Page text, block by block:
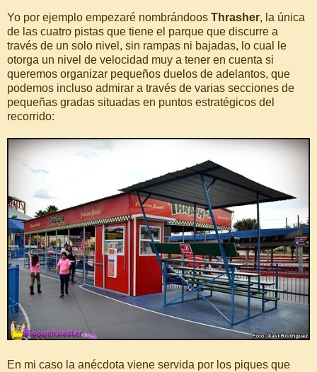
Yo por ejemplo empezaré nombrándoos Thrasher, la única
de las cuatro pistas que tiene el parque que discurre a
través de un solo nivel, sin rampas ni bajadas, lo cual le
otorga un nivel de velocidad muy a tener en cuenta si
queremos organizar pequeños duelos de adelantos, que
podemos incluso admirar a través de varias secciones de
pequeñas gradas situadas en puntos estratégicos del
recorrido:
En mi caso la anécdota viene servida por los piques que